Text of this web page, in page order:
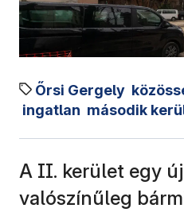
Őrsi Gergely
ingatlan második
A II. kerület egy
valószínűleg